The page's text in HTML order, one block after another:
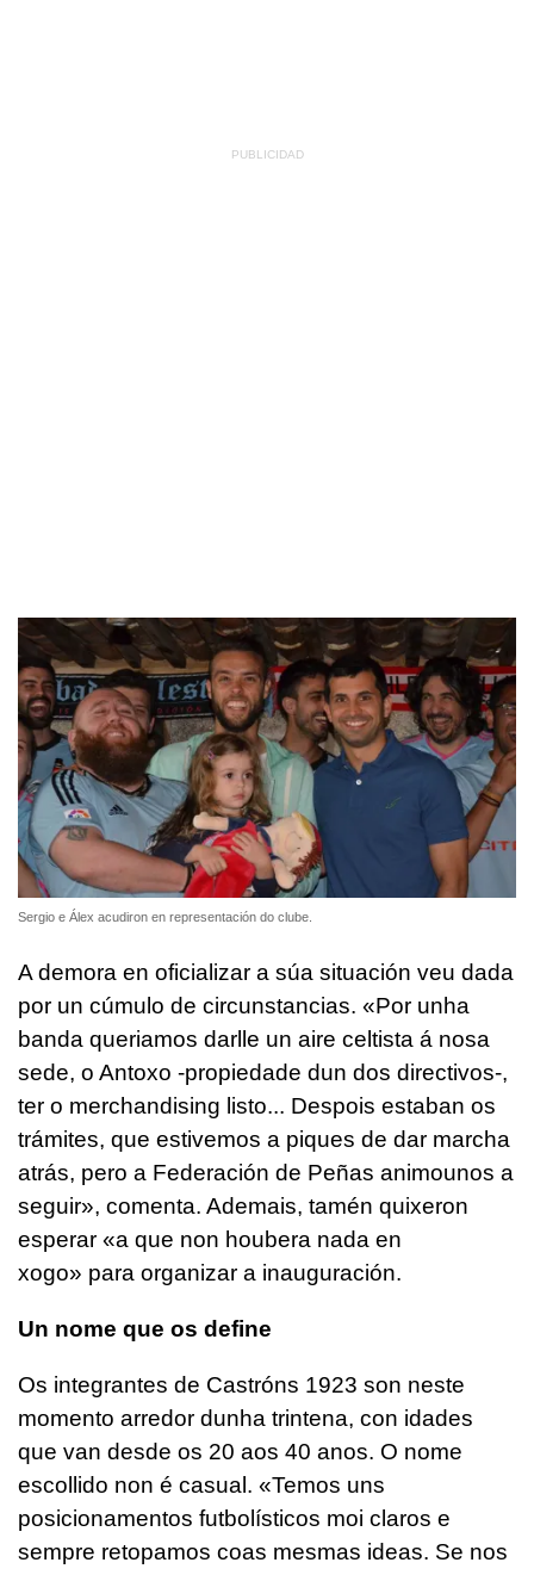
Sergio e Álex acudiron en representación do clube.
A demora en oficializar a súa situación veu dada
por un cúmulo de circunstancias. «Por unha
banda queriamos darlle un aire celtista á nosa
sede, o Antoxo -propiedade dun dos directivos-,
ter o merchandising listo... Despois estaban os
trámites, que estivemos a piques de dar marcha
atrás, pero a Federación de Peñas animounos a
seguir», comenta. Ademais, tamén quixeron
esperar «a que non houbera nada en
xogo» para organizar a inauguración.
Un nome que os define
Os integrantes de Castróns 1923 son neste
momento arredor dunha trintena, con idades
que van desde os 20 aos 40 anos. O nome
escollido non é casual. «Temos uns
posicionamentos futbolísticos moi claros e
sempre retopamos coas mesmas ideas. Se nos